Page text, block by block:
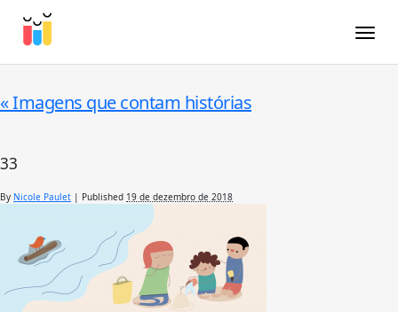
«Imagens que contam histórias
33
By Nicole Paulet | Published 19 de dezembro de 2018